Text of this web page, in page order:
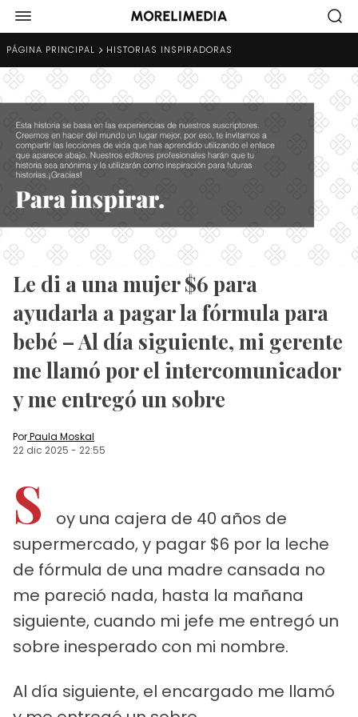
PÁGINA PRINCIPAL HISTORIAS INSPIRADORAS
Le di a una mujer $6 para
ayudarla a pagar la fórmula para
bebé – Al día siguiente, mi gerente
me llamó por el intercomunicador
y me entregó un sobre
PorPaula Moskal
22 dic 2025 - 22:55
S
oy una cajera de 40 años de
supermercado, y pagar $6 por la leche
de fórmula de una madre cansada no
me pareció nada, hasta la mañana
siguiente, cuando mi jefe me entregó un
sobre inesperado con mi nombre.
Al día siguiente, el encargado me llamó